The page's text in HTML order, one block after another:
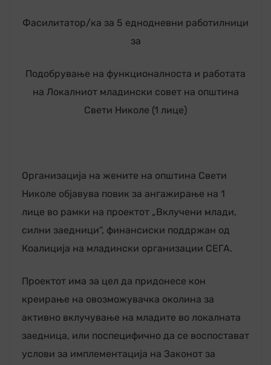
Фасилитатор/ка за 5 еднодневни работилници
за
Подобрување на функционалноста и работата
на Локалниот младински совет на општина
Свети Николе (1 лице)
Организација на жените на општина Свети
Николе објавува повик за ангажирање на 1
лице во рамки на проектот „Вклучени млади,
силни заедници“, финансиски поддржан од
Коалиција на младински организации СЕГА.
Проектот има за цел да придонесе кон
креирање на овозможувачка околина за
активно вклучување на младите во локалната
заедница, или поспецифично да се воспостават
услови за имплементација на Законот за